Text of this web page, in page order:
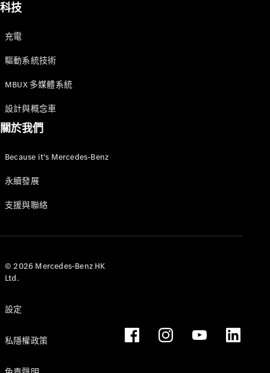
技術和創
新
驅動系統技
MBUX 多媒
設計和概念
永續發展
新聞和活動
之所向
科技
充電
驅動系統技術
MBUX 多媒體系統
設計與概念車
關於我們
Because it's Mercedes-Benz
永續發展
支援與聯絡
© 2026 Mercedes-Benz HK
Ltd.
設定
私隱權政策